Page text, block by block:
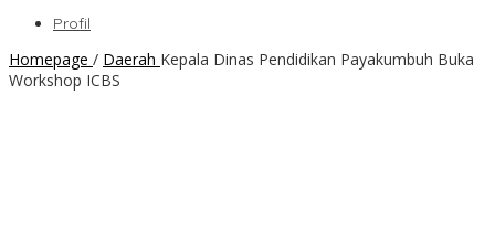
Profil
Homepage / Daerah Kepala Dinas Pendidikan Payakumbuh Buka
Workshop ICBS